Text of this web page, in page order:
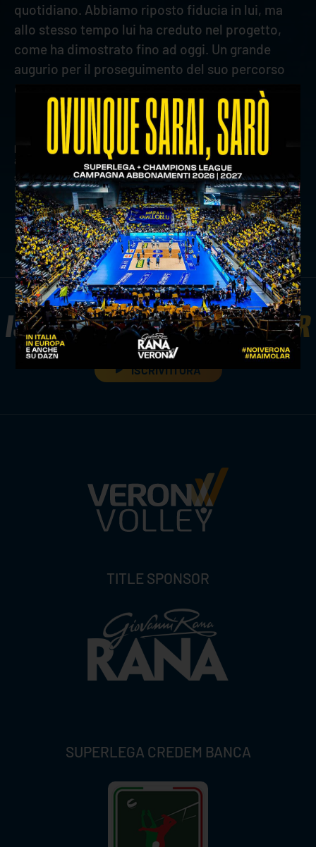
quotidiano. Abbiamo riposto fiducia in lui, ma
allo stesso tempo lui ha creduto nel progetto,
come ha dimostrato fino ad oggi. Un grande
augurio per il proseguimento del suo percorso
con Rana Verona”.
precedente:conferma in posto tre: cortesia rinnova fino
al 2027
successivo:verona volley vicino ad alberto ciacciarelli per
la perdita della mamma anna
news prima squadra
ISCRIVITI ALLANEWSLETTER
ISCRIVITI ORA
TITLE SPONSOR
SUPERLEGA CREDEM BANCA